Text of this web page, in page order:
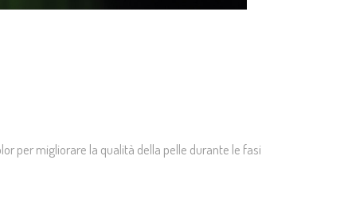
per migliorare la qualità della pelle durante le fasi